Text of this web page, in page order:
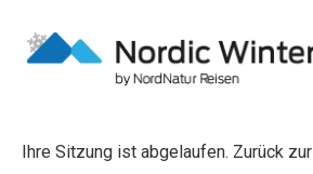
Ihre Sitzung ist abgelaufen. Zurück zur